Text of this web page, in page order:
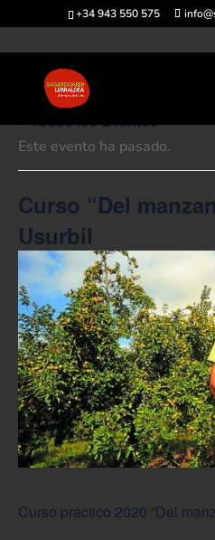
+34 943 550 575
« Todos los Eventos
Este evento ha pasado.
Curso “Del
Usurbil
Curso práctico 2020 “Del